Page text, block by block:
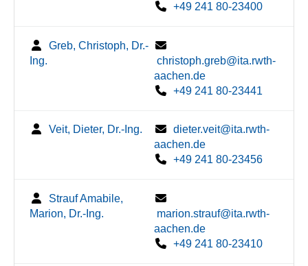
+49 241 80-23400
Greb, Christoph, Dr.-
Ing.
christoph.greb@ita.rwth-
aachen.de
+49 241 80-23441
Veit, Dieter, Dr.-Ing.
dieter.veit@ita.rwth-
aachen.de
+49 241 80-23456
Strauf Amabile,
Marion, Dr.-Ing.
marion.strauf@ita.rwth-
aachen.de
+49 241 80-23410